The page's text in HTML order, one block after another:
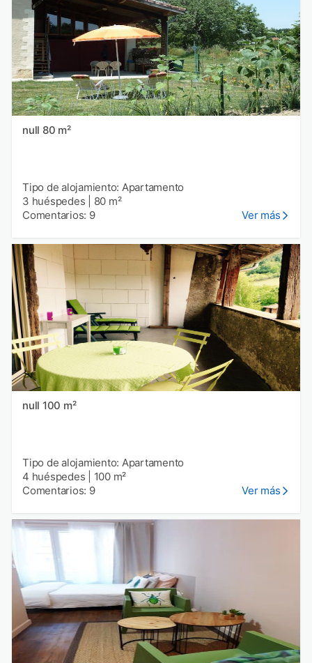
null 80 m²
Tipo de alojamiento: Apartamento
3 huéspedes
80 m²
Comentarios: 9
Ver más
null 100 m²
Tipo de alojamiento: Apartamento
4 huéspedes
100 m²
Comentarios: 9
Ver más